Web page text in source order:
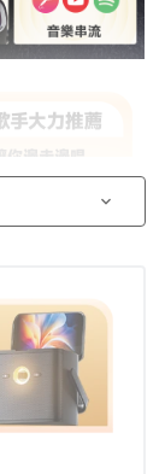
keyboard_arrow_down